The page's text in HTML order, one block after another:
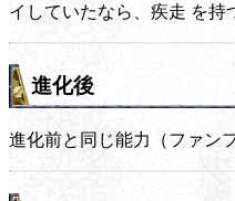
イしていたなら、 疾走 を持
進化後
進化前と同じ能力（ファン